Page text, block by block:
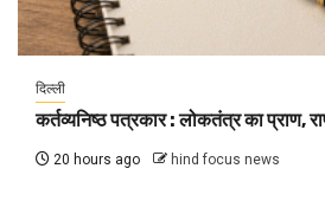
दिल्ली
कर्तव्यनिष्ठ पत्रकार : लोकतंत्र का प्राण,
20 hours ago hind focus news